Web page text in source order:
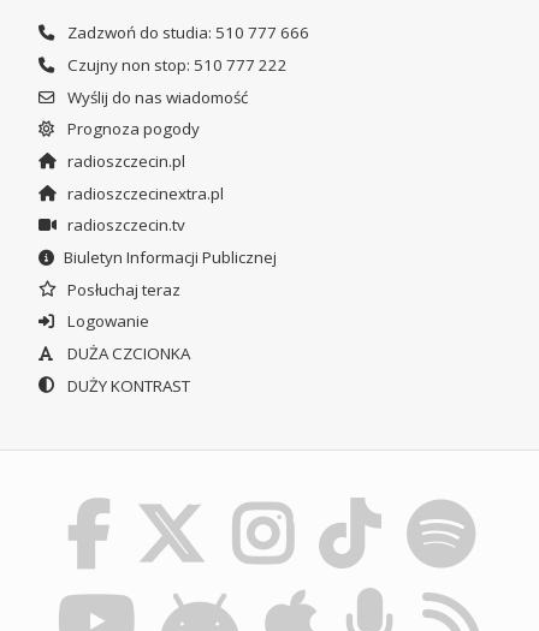
Zadzwoń do studia: 510 777 666
Czujny non stop: 510 777 222
Wyślij do nas wiadomość
Prognoza pogody
radioszczecin.pl
radioszczecinextra.pl
radioszczecin.tv
Biuletyn Informacji Publicznej
Posłuchaj teraz
Logowanie
DUŻA CZCIONKA
DUŻY KONTRAST